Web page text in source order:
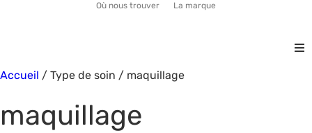
Où nous trouver La marque
VISAGE
CORPS
Accueil / Type de soin / maquillage
maquillage